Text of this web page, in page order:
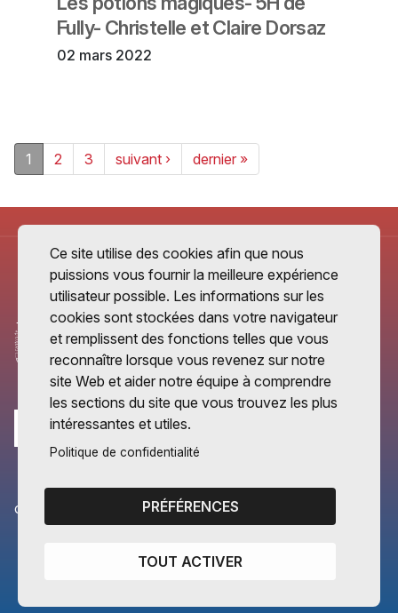
Fully- Christelle et Claire Dorsaz
02 mars 2022
1 2 3 suivant › dernier »
CANTONS PARTENAIRES
Vaud
Ce site utilise des cookies afin que nous
puissions vous fournir la meilleure expérience
utilisateur possible. Les informations sur les
cookies sont stockées dans votre navigateur
et remplissent des fonctions telles que vous
reconnaître lorsque vous revenez sur notre
site Web et aider notre équipe à comprendre
les sections du site que vous trouvez les plus
intéressantes et utiles.
Politique de confidentialité
PRÉFÉRENCES
TOUT ACTIVER